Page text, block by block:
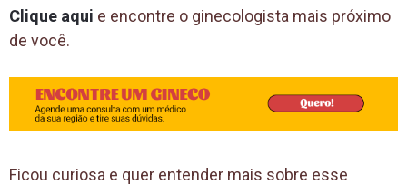
Clique aqui e encontre o ginecologista mais próximo
de você.
Ficou curiosa e quer entender mais sobre esse